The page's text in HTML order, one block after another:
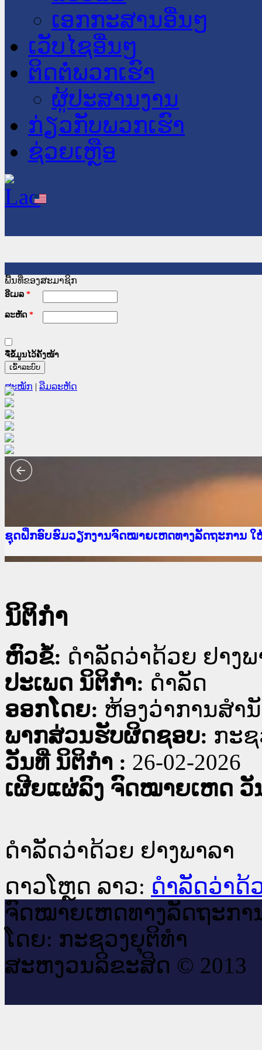
ເອກກະສານອື່ນໆ
ເວັບໄຊອື່ນໆ
ຕິດຕໍ່ພວກເຮົາ
ຜູ້ປະສານງານ
ກ່ຽວກັບພວກເຮົາ
ຊ່ວຍເຫຼືອ
ພື້ນທີ່ຂອງສະມາຊິກ
ອີເມລ *
ລະຫັດ *
ຈື່ຂໍ້ມູນໄວ້ຄັ້ງໜ້າ
ສະໝັກ | ລືມລະຫັດ
Ministry of Justice Lao PDR
ເຜີຍແຜ່ວັບໄຊຈົດໝາຍເຫດທາງລັດຖະການ ແລະ ແອັ
ກະຊວງຍຸຕິທຳ
ຊຸດຝຶກອົບຮົມວຽກງານຈົດໝາຍເຫດທາງລັດຖະການ
ກອງປະຊຸມທົບທວນຄືນການຈັດຕັ້ງປະຕິບັດວຽກງານຈົ
ຝຶກອົບຮົມ ຜູ່ປະສານງານວຽກງານຈົດໝາຍເຫດທາງລັ
ຝຶກອົບຮົມ ຜູ່ປະສານງານວຽກງານຈົດໝາຍເຫດທາງລັ
ເຜີຍແຜ່ແອັບກົດໝາຍລາວ ແລະ ເວັບໄຊຈົດໝາຍເຫດ
ເຜີຍແຜ່ແອັບກົດໝາຍລາວ ແລະ ເວັບໄຊຈົດໝາຍເຫດ
ຍົກລະດັບວຽກງານຈົດໝາຍເຫດທາງລັດຖະການໃຫ້ຜູ້
ຊຸດຝຶກອົບຮົມວຽກງານຈົດໝາຍເຫດທາງລັດຖະການ ໃ
ນິຕິກໍາ
ຫົວຂໍ້: ດຳລັດວ່າດ້ວຍ ຢາງພ
ປະເພດ ນິຕິກໍາ: ດໍາລັດ
ອອກໂດຍ: ຫ້ອງວ່າການສຳ
ພາກສ່ວນຮັບຜິດຊອບ: ກະ
ວັນທີ່ ນິຕິກໍາ : 26-02-2026
ເຜີຍແຜ່ລົງ ຈົດໝາຍເຫດ ວັ
ດຳລັດວ່າດ້ວຍ ຢາງພາລາ
ດາວໂຫຼດ ລາວ: ດຳລັດວ່າດ້
ຈົດ​ໝາຍ​ເຫດ​ທາງ​ລັດ​ຖະ​ກາ
ໂດຍ: ກະ​ຊວງຍຸ​ຕິ​ທຳ
ສະ​ຫງວນ​ລິ​ຂະ​ສິດ © 2013